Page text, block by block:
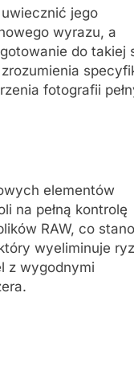
jego
wyrazu, a
do takiej
fotografii
elementów
na pełną kontrolę
RAW, co
wyeliminuje
z wygodnymi